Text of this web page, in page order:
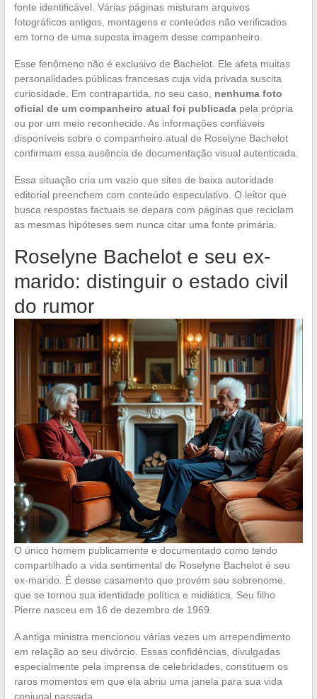
fonte identificável. Várias páginas misturam arquivos
fotográficos antigos, montagens e conteúdos não verificados
em torno de uma suposta imagem desse companheiro.
Esse fenômeno não é exclusivo de Bachelot. Ele afeta muitas
personalidades públicas francesas cuja vida privada suscita
curiosidade. Em contrapartida, no seu caso, nenhuma foto
oficial de um companheiro atual foi publicadapela própria
ou por um meio reconhecido. As informações confiáveis
disponíveis sobre o companheiro atual de Roselyne Bachelot
confirmam essa ausência de documentação visual autenticada.
Essa situação cria um vazio que sites de baixa autoridade
editorial preenchem com conteúdo especulativo. O leitor que
busca respostas factuais se depara com páginas que reciclam
as mesmas hipóteses sem nunca citar uma fonte primária.
Roselyne Bachelot e seu ex-
marido: distinguir o estado civil
do rumor
O único homem publicamente e documentado como tendo
compartilhado a vida sentimental de Roselyne Bachelot é seu
ex-marido. É desse casamento que provém seu sobrenome,
que se tornou sua identidade política e midiática. Seu filho
Pierre nasceu em 16 de dezembro de 1969.
A antiga ministra mencionou várias vezes um arrependimento
em relação ao seu divórcio. Essas confidências, divulgadas
especialmente pela imprensa de celebridades, constituem os
raros momentos em que ela abriu uma janela para sua vida
conjugal passada.